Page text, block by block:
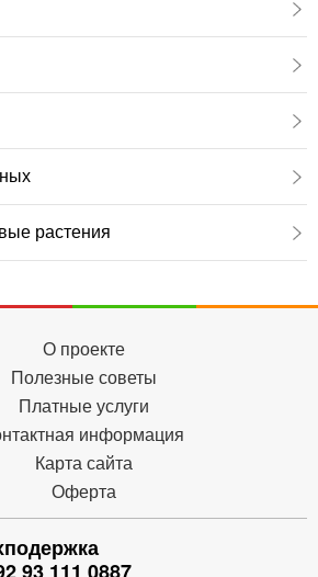
растения
О проекте
Полезные советы
Платные услуги
информация
Карта сайта
Оферта